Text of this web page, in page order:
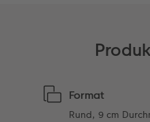
Format
Rund, 9 cm